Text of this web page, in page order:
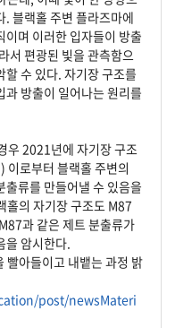
. 블랙홀 주변 플라즈마에
이며 이러한 입자들이 방출
서 편광된 빛을 관측함으
수 있다. 자기장 구조를
방출이 일어나는 원리를
우 2021년에 자기장 구조
로부터 블랙홀 주변의
류를 만들어낼 수 있음을
홀의 자기장 구조도 M87
과 같은 제트 분출류가
을 암시한다.
아들이고 내뱉는 과정 밝
post/newsMateri